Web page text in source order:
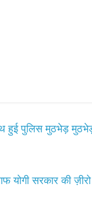
पुलिस मुठभेड़ मुठभेड़
योगी सरकार की
Editor All Rights